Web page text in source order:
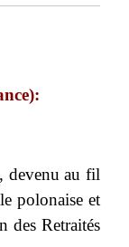
devenu au fil
polonaise et
des Retraités